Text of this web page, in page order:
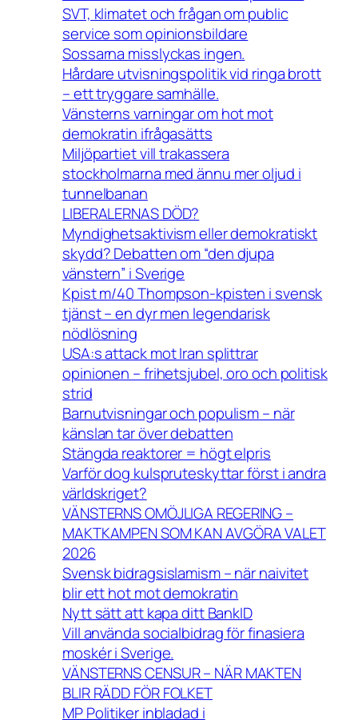
SVT, klimatet och frågan om public
service som opinionsbildare
Sossarna misslyckas ingen.
Hårdare utvisningspolitik vid ringa brott
– ett tryggare samhälle.
Vänsterns varningar om hot mot
demokratin ifrågasätts
Miljöpartiet vill trakassera
stockholmarna med ännu mer oljud i
tunnelbanan
LIBERALERNAS DÖD?
Myndighetsaktivism eller demokratiskt
skydd? Debatten om “den djupa
vänstern” i Sverige
Kpist m/40 Thompson-kpisten i svensk
tjänst – en dyr men legendarisk
nödlösning
USA:s attack mot Iran splittrar
opinionen – frihetsjubel, oro och politisk
strid
Barnutvisningar och populism – när
känslan tar över debatten
Stängda reaktorer = högt elpris
Varför dog kulspruteskyttar först i andra
världskriget?
VÄNSTERNS OMÖJLIGA REGERING –
MAKTKAMPEN SOM KAN AVGÖRA VALET
2026
Svensk bidragsislamism – när naivitet
blir ett hot mot demokratin
Nytt sätt att kapa ditt BankID
Vill använda socialbidrag för finasiera
moskér i Sverige.
VÄNSTERNS CENSUR – NÄR MAKTEN
BLIR RÄDD FÖR FOLKET
MP Politiker inbladad i